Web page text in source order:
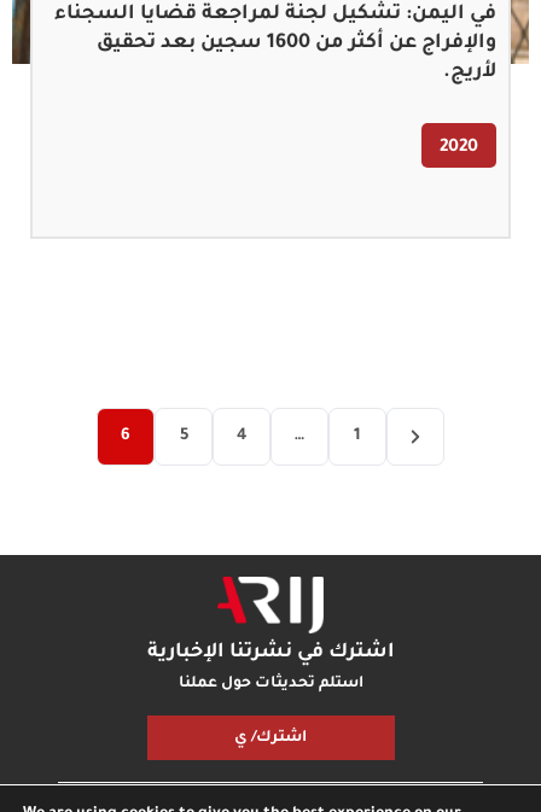
في اليمن: تشكيل لجنة لمراجعة قضايا السجناء
والإفراج عن أكثر من 1600 سجين بعد تحقيق
لأريج.
2020
1
…
4
5
6
اشترك في نشرتنا الإخبارية
استلم تحديثات حول عملنا
اشترك/ ي